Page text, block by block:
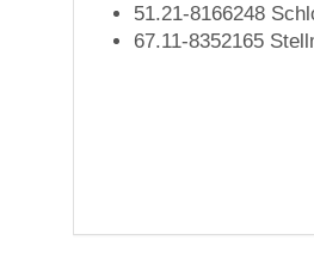
51.21-8166248
67.11-8352165